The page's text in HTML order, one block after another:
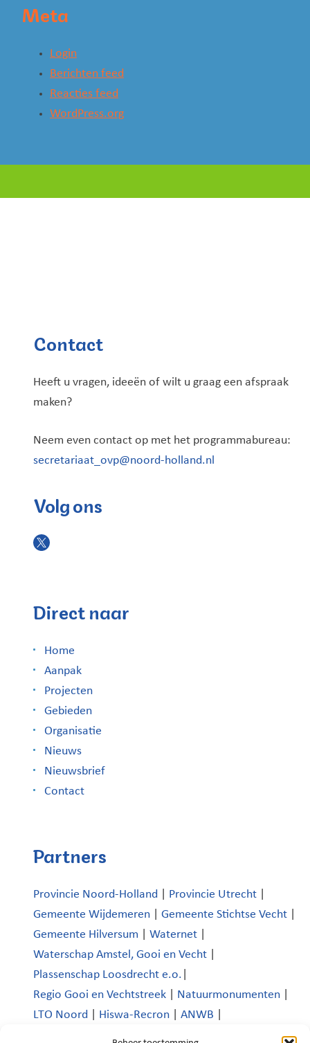
Meta
Login
Berichten feed
Reacties feed
WordPress.org
Contact
Heeft u vragen, ideeën of wilt u graag een afspraak
maken?
Neem even contact op met het programmabureau:
secretariaat_ovp@noord-holland.nl
Volg ons
Direct naar
Home
Aanpak
Projecten
Gebieden
Organisatie
Nieuws
Nieuwsbrief
Contact
Partners
Provincie Noord-Holland Provincie Utrecht
Gemeente Wijdemeren
Gemeente Stichtse Vecht
Gemeente Hilversum
Waternet
Waterschap Amstel, Gooi en Vecht
Plassenschap Loosdrecht e.o.
Regio Gooi en Vechtstreek
Natuurmonumenten
LTO Noord
Hiswa-Recron ANWB